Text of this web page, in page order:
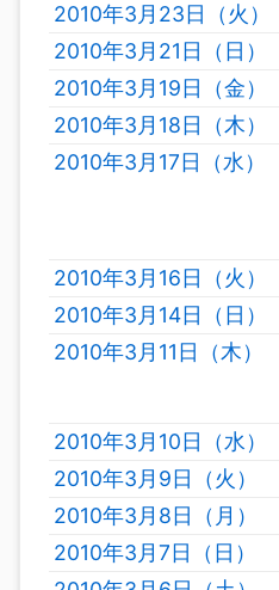
2010年3月23日（火）
2010年3月21日（日）
2010年3月19日（金）
2010年3月18日（木）
2010年3月17日（水）
2010年3月16日（火）
2010年3月14日（日）
2010年3月11日（木）
2010年3月10日（水）
2010年3月9日（火）
2010年3月8日（月）
2010年3月7日（日）